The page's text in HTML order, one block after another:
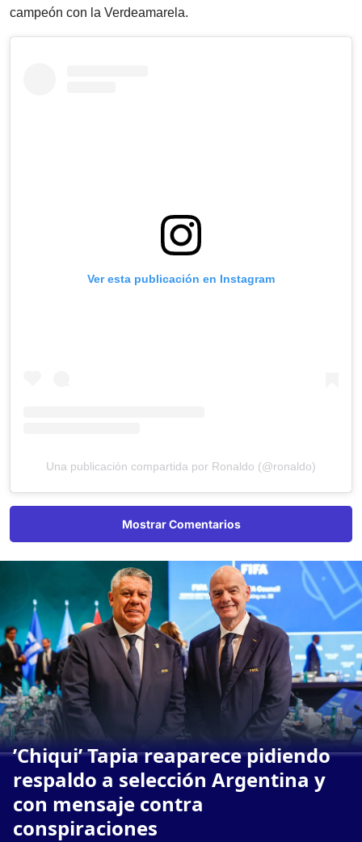
campeón con la Verdeamarela.
Ver esta publicación en Instagram
Una publicación compartida por Ronaldo (@ronaldo)
Mostrar Comentarios
’Chiqui’ Tapia reaparece pidiendo
respaldo a selección Argentina y
con mensaje contra
conspiraciones